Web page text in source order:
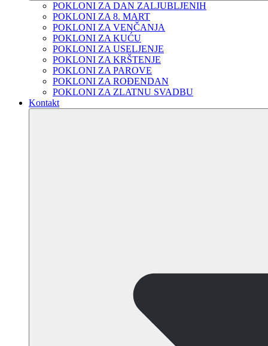
POKLONI ZA DAN ZALJUBLJENIH
POKLONI ZA 8. MART
POKLONI ZA VENČANJA
POKLONI ZA KUĆU
POKLONI ZA USELJENJE
POKLONI ZA KRŠTENJE
POKLONI ZA PAROVE
POKLONI ZA ROĐENDAN
POKLONI ZA ZLATNU SVADBU
Kontakt